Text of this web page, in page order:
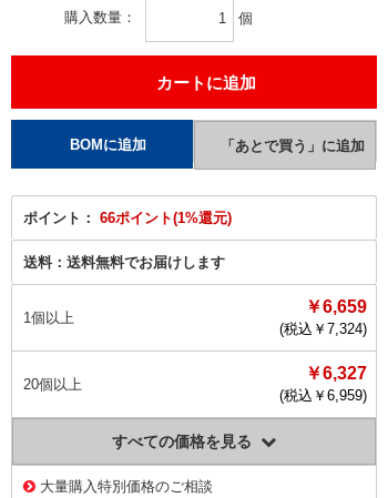
購入数量 個
ポイント： 66ポイント(1%還元)
送料： 送料無料でお届けします
1個以上
￥6,659
(税込￥ 7,324)
20個以上
￥6,327
(税込￥ 6,959)
すべての価格を見る
大量購入特別価格のご相談